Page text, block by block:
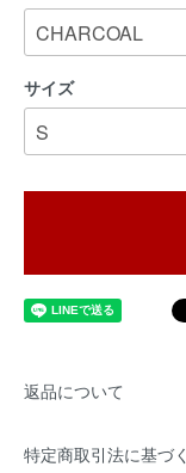
サイズ
返品について
特定商取引法に基づ